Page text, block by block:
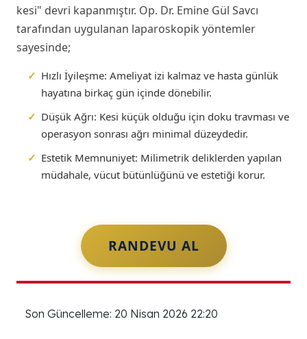
kesi" devri kapanmıştır. Op. Dr. Emine Gül Savcı
tarafından uygulanan laparoskopik yöntemler
sayesinde;
✓ Hızlı İyileşme: Ameliyat izi kalmaz ve hasta günlük
hayatına birkaç gün içinde dönebilir.
✓ Düşük Ağrı: Kesi küçük olduğu için doku travması ve
operasyon sonrası ağrı minimal düzeydedir.
✓ Estetik Memnuniyet: Milimetrik deliklerden yapılan
müdahale, vücut bütünlüğünü ve estetiği korur.
RANDEVU AL
Son Güncelleme: 20 Nisan 2026 22:20